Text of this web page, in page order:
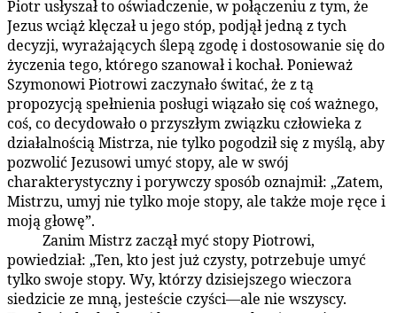
Piotr usłyszał to oświadczenie, w połączeniu z tym, że
Jezus wciąż klęczał u jego stóp, podjął jedną z tych
decyzji, wyrażających ślepą zgodę i dostosowanie się do
życzenia tego, którego szanował i kochał. Ponieważ
Szymonowi Piotrowi zaczynało świtać, że z tą
propozycją spełnienia posługi wiązało się coś ważnego,
coś, co decydowało o przyszłym związku człowieka z
działalnością Mistrza, nie tylko pogodził się z myślą, aby
pozwolić Jezusowi umyć stopy, ale w swój
charakterystyczny i porywczy sposób oznajmił: „Zatem,
Mistrzu, umyj nie tylko moje stopy, ale także moje ręce i
moją głowę”.
179:3.6Zanim Mistrz zaczął myć stopy Piotrowi,
powiedział: „Ten, kto jest już czysty, potrzebuje umyć
tylko swoje stopy. Wy, którzy dzisiejszego wieczora
siedzicie ze mną, jesteście czyści—ale nie wszyscy.